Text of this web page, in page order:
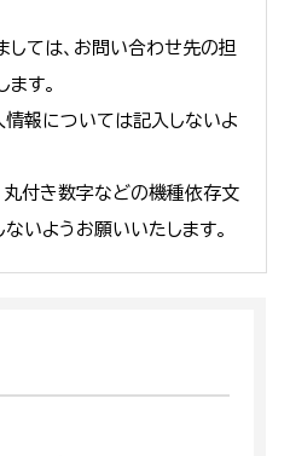
しては、お問い合わせ先の担
す。
報については記入しないよ
付き数字などの機種依存文
いようお願いいたします。